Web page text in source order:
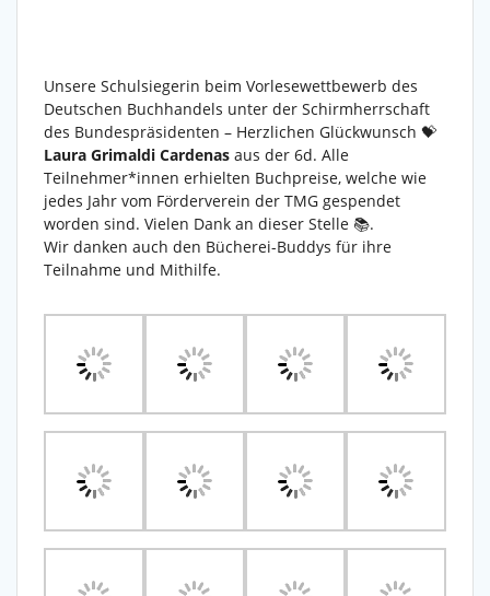
Unsere Schulsiegerin beim Vorlesewettbewerb des
Deutschen Buchhandels unter der Schirmherrschaft
des Bundespräsidenten – Herzlichen Glückwunsch 💝
Laura Grimaldi Cardenas aus der 6d. Alle
Teilnehmer*innen erhielten Buchpreise, welche wie
jedes Jahr vom Förderverein der TMG gespendet
worden sind. Vielen Dank an dieser Stelle 📚.
Wir danken auch den Bücherei-Buddys für ihre
Teilnahme und Mithilfe.